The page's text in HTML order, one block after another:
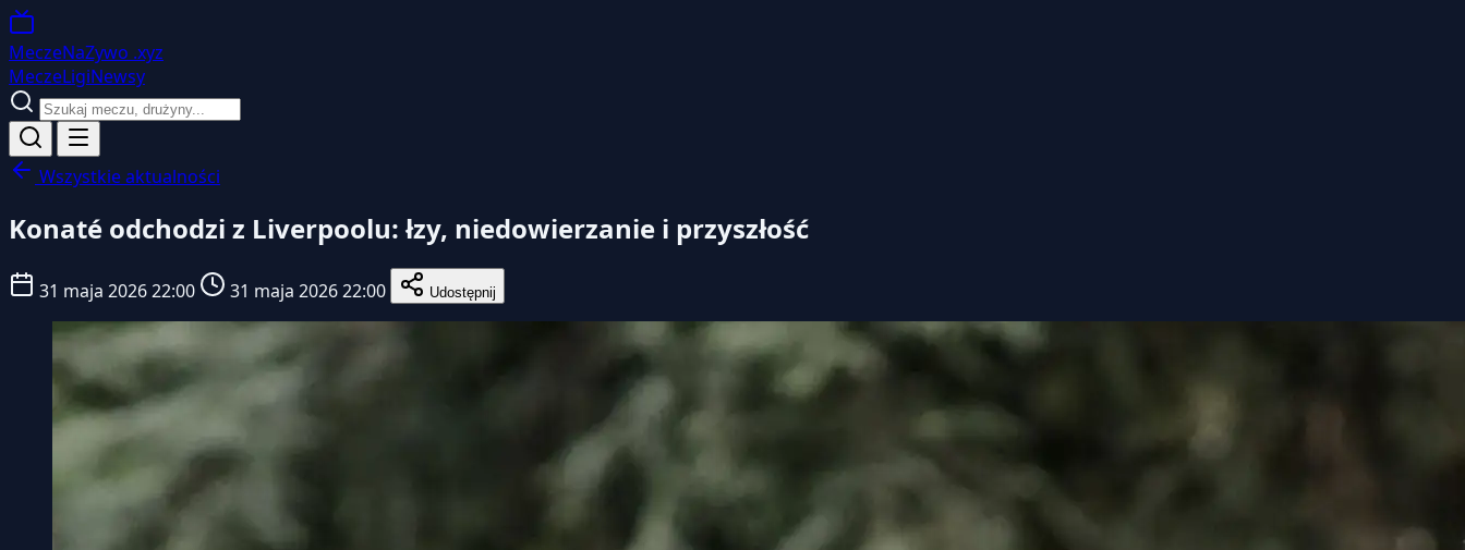
MeczeNaZywo .xyz
MeczeLigiNewsy
Wszystkie aktualności
Konaté odchodzi z Liverpoolu: łzy, niedowierzanie i przyszłość
31 maja 2026 22:00 31 maja 2026 22:00 Udostępnij